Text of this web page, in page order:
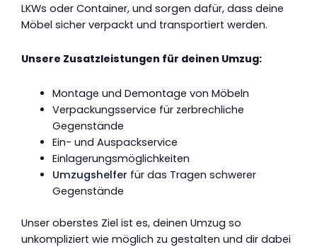
LKWs oder Container, und sorgen dafür, dass deine
Möbel sicher verpackt und transportiert werden.
Unsere Zusatzleistungen für deinen Umzug:
Montage und Demontage von Möbeln
Verpackungsservice für zerbrechliche
Gegenstände
Ein- und Auspackservice
Einlagerungsmöglichkeiten
Umzugshelfer für das Tragen schwerer
Gegenstände
Unser oberstes Ziel ist es, deinen Umzug so
unkompliziert wie möglich zu gestalten und dir dabei